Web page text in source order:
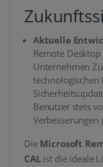
Aktuelle
Remote
Unternehmen
technologischen
Benutzer stets
Die Microsoft
CAList die ideale